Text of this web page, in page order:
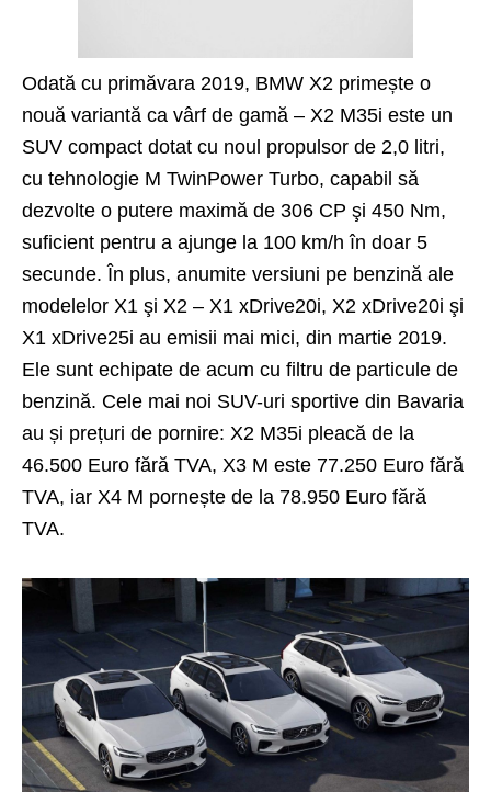
Odată cu primăvara 2019, BMW X2 primește o
nouă variantă ca vârf de gamă – X2 M35i este un
SUV compact dotat cu noul propulsor de 2,0 litri,
cu tehnologie M TwinPower Turbo, capabil să
dezvolte o putere maximă de 306 CP şi 450 Nm,
suficient pentru a ajunge la 100 km/h în doar 5
secunde. În plus, anumite versiuni pe benzină ale
modelelor X1 şi X2 – X1 xDrive20i, X2 xDrive20i şi
X1 xDrive25i au emisii mai mici, din martie 2019.
Ele sunt echipate de acum cu filtru de particule de
benzină. Cele mai noi SUV-uri sportive din Bavaria
au și prețuri de pornire: X2 M35i pleacă de la
46.500 Euro fără TVA, X3 M este 77.250 Euro fără
TVA, iar X4 M pornește de la 78.950 Euro fără
TVA.